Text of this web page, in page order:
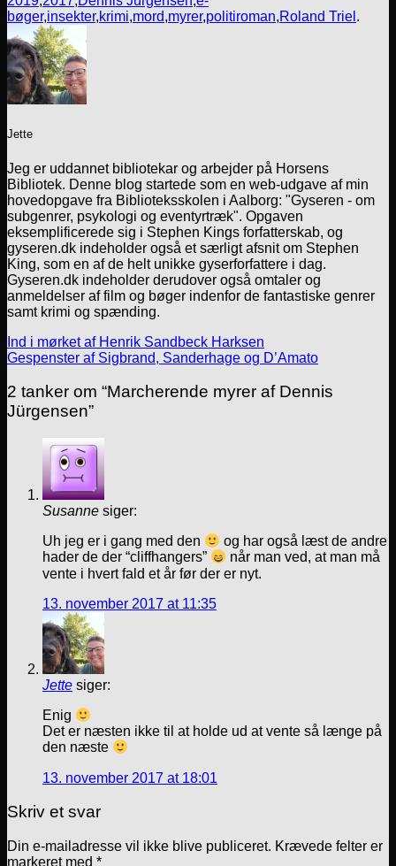
bøger,insekter,krimi,mord,myrer,politiroman,Roland Triel .
Jette
Jeg er uddannet bibliotekar og arbejder på Horsens
Bibliotek. Denne blog startede som en web-udgave af min
hovedopgave fra Biblioteksskolen i Aalborg: "Gyseren - om
subgenrer, psykologi og eventyrtræk". Opgaven
eksemplificerede sig i Stephen Kings forfatterskab, og
gyseren.dk indeholder også et særligt afsnit om Stephen
King, som en af de helt unikke gyserforfattere i dag.
Gyseren.dk indeholder derudover også omtaler og
anmeldelser af film og bøger indenfor de fantastiske genrer
samt krimi og spænding.
Ind i mørket af Henrik Sandbeck Harksen
Gespenster af Sigbrand, Sanderhage og D’Amato
2 tanker om “Marcherende myrer af Dennis
Jürgensen”
Susanne siger:
Uh jeg er i gang med den
og har også læst de andre
hader de der “cliffhangers”
når man ved, at man må
vente i hvert fald et år før der er nyt.
13. november 2017 at 11:35
Jette siger:
Enig
Det er næsten ikke til at holde ud at vente så længe på
den næste
13. november 2017 at 18:01
Skriv et svar
Din e-mailadresse vil ikke blive publiceret. Krævede felter er
markeret med *